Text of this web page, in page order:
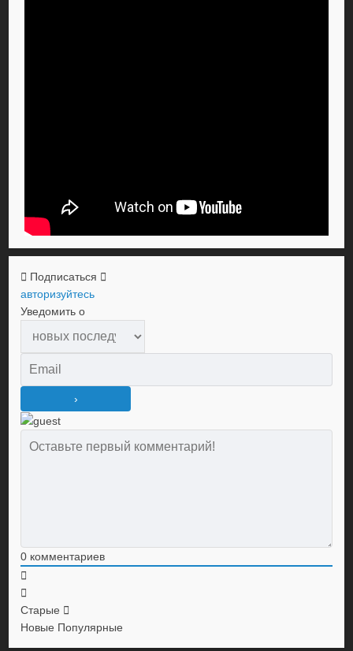
Подписаться
авторизуйтесь
Уведомить о
0 комментариев
Старые
Новые Популярные